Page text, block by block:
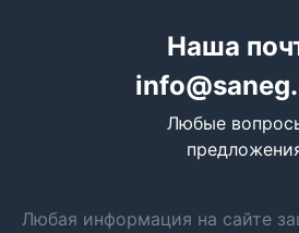
Наша
Любые
Любая информация на сайте